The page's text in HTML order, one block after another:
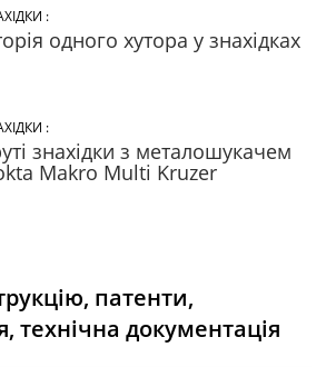
:
одного хутора у знахідках
:
знахідки з металошукачем
Makro Multi Kruzer
патенти,
технічна документація